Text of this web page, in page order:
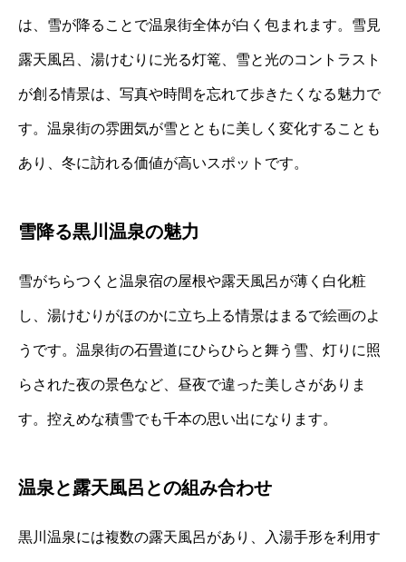
は、雪が降ることで温泉街全体が白く包まれます。雪見
露天風呂、湯けむりに光る灯篭、雪と光のコントラスト
が創る情景は、写真や時間を忘れて歩きたくなる魅力で
す。温泉街の雰囲気が雪とともに美しく変化することも
あり、冬に訪れる価値が高いスポットです。
雪降る黒川温泉の魅力
雪がちらつくと温泉宿の屋根や露天風呂が薄く白化粧
し、湯けむりがほのかに立ち上る情景はまるで絵画のよ
うです。温泉街の石畳道にひらひらと舞う雪、灯りに照
らされた夜の景色など、昼夜で違った美しさがありま
す。控えめな積雪でも千本の思い出になります。
温泉と露天風呂との組み合わせ
黒川温泉には複数の露天風呂があり、入湯手形を利用す